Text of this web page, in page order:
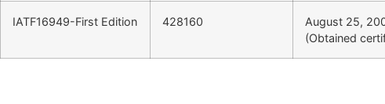
IATF16949-First Edition 428160
August 25,
(Obtained